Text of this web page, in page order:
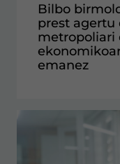
Bilbo
prest agertu
metropoliari
emanez